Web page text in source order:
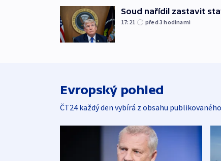
Soud nařídil zastavit
17:21 před 3hodinami
Evropský pohled
ČT24 každý den vybírá z obsahu